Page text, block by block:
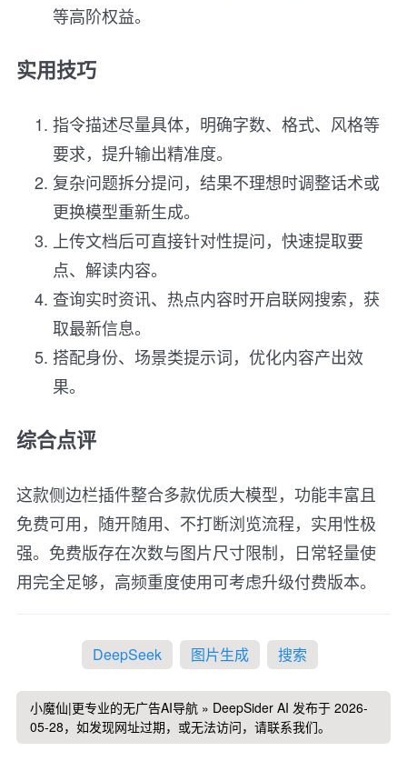
等高阶权益。
实用技巧
指令描述尽量具体，明确字数、格式、风格等
要求，提升输出精准度。
复杂问题拆分提问，结果不理想时调整话术或
更换模型重新生成。
上传文档后可直接针对性提问，快速提取要
点、解读内容。
查询实时资讯、热点内容时开启联网搜索，获
取最新信息。
搭配身份、场景类提示词，优化内容产出效
果。
综合点评
这款侧边栏插件整合多款优质大模型，功能丰富且
免费可用，随开随用、不打断浏览流程，实用性极
强。免费版存在次数与图片尺寸限制，日常轻量使
用完全足够，高频重度使用可考虑升级付费版本。
DeepSeek 图片生成 搜索
小魔仙|更专业的无广告AI导航 » DeepSider AI 发布于 2026-
05-28，如发现网址过期，或无法访问，请联系我们。